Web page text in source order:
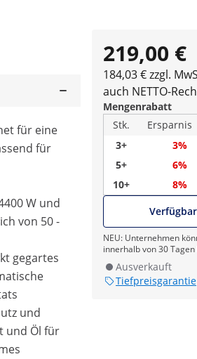
219,00 €
184,03 € zzgl.
auch NETTO-
Mengenrabatt
Stk.
Ersparnis
3+
3%
5+
6%
10+
8%
NEU: Unternehmen
innerhalb von 30
Ausverkauft
Tiefpreisgarantie
für eine
für
W und
von 50 -
gegartes
und
und Öl für